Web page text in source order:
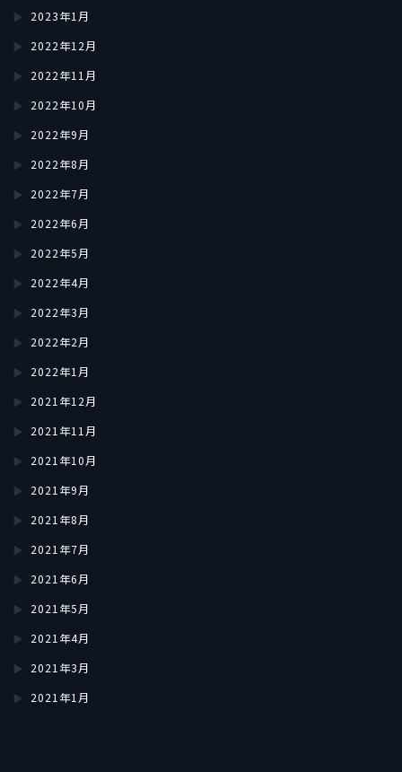
2023年1月
2022年12月
2022年11月
2022年10月
2022年9月
2022年8月
2022年7月
2022年6月
2022年5月
2022年4月
2022年3月
2022年2月
2022年1月
2021年12月
2021年11月
2021年10月
2021年9月
2021年8月
2021年7月
2021年6月
2021年5月
2021年4月
2021年3月
2021年1月